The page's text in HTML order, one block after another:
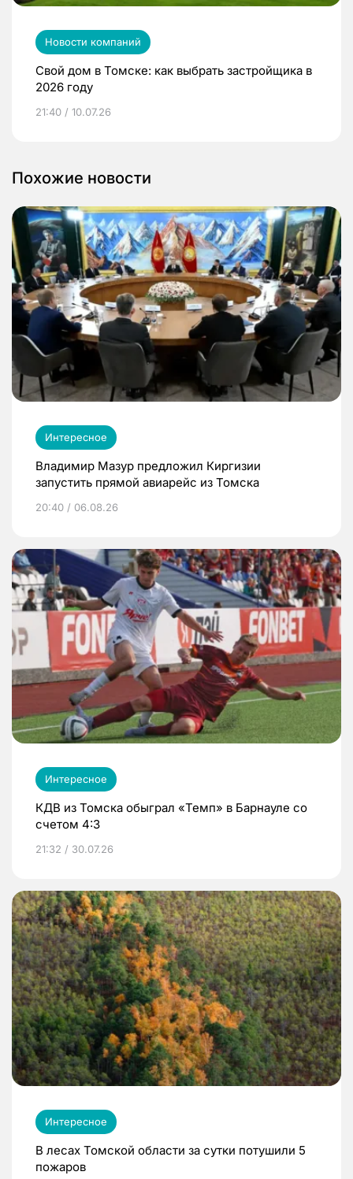
Новости компаний
Свой дом в Томске: как выбрать застройщика в
2026 году
21:40 / 10.07.26
Похожие новости
Интересное
Владимир Мазур предложил Киргизии
запустить прямой авиарейс из Томска
20:40 / 06.08.26
Интересное
КДВ из Томска обыграл «Темп» в Барнауле со
счетом 4:3
21:32 / 30.07.26
Интересное
В лесах Томской области за сутки потушили 5
пожаров